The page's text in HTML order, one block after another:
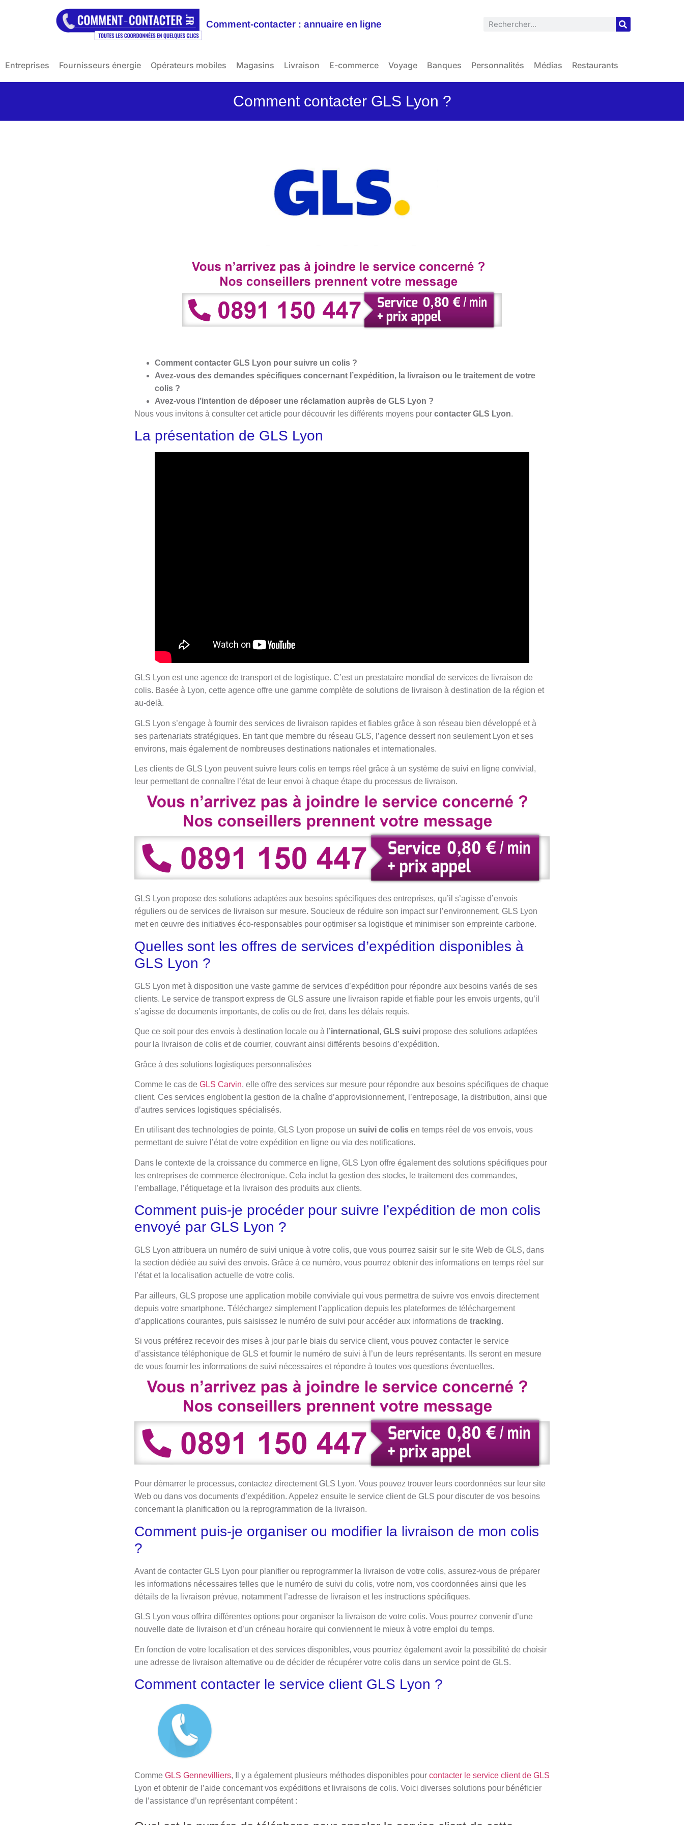
Comment-contacter : annuaire en ligne
Entreprises Fournisseurs énergie Opérateurs mobiles Magasins Livraison E-commerce Voyage Banques Personnalités Médias Restaurants
Comment contacter GLS Lyon ?
Comment contacter GLS Lyon pour suivre un colis ?
Avez-vous des demandes spécifiques concernant l’expédition, la livraison ou le traitement de votre
colis ?
Avez-vous l’intention de déposer une réclamation auprès de GLS Lyon ?
Nous vous invitons à consulter cet article pour découvrir les différents moyens pour contacter GLS Lyon.
La présentation de GLS Lyon
GLS Lyon est une agence de transport et de logistique. C’est un prestataire mondial de services de livraison de
colis. Basée à Lyon, cette agence offre une gamme complète de solutions de livraison à destination de la région et
au-delà.
GLS Lyon s’engage à fournir des services de livraison rapides et fiables grâce à son réseau bien développé et à
ses partenariats stratégiques. En tant que membre du réseau GLS, l’agence dessert non seulement Lyon et ses
environs, mais également de nombreuses destinations nationales et internationales.
Les clients de GLS Lyon peuvent suivre leurs colis en temps réel grâce à un système de suivi en ligne convivial,
leur permettant de connaître l’état de leur envoi à chaque étape du processus de livraison.
GLS Lyon propose des solutions adaptées aux besoins spécifiques des entreprises, qu’il s’agisse d’envois
réguliers ou de services de livraison sur mesure. Soucieux de réduire son impact sur l’environnement, GLS Lyon
met en œuvre des initiatives éco-responsables pour optimiser sa logistique et minimiser son empreinte carbone.
Quelles sont les offres de services d’expédition disponibles à
GLS Lyon ?
GLS Lyon met à disposition une vaste gamme de services d’expédition pour répondre aux besoins variés de ses
clients. Le service de transport express de GLS assure une livraison rapide et fiable pour les envois urgents, qu’il
s’agisse de documents importants, de colis ou de fret, dans les délais requis.
Que ce soit pour des envois à destination locale ou à l’international , GLS suivi propose des solutions adaptées
pour la livraison de colis et de courrier, couvrant ainsi différents besoins d’expédition.
Grâce à des solutions logistiques personnalisées
Comme le cas de GLS Carvin, elle offre des services sur mesure pour répondre aux besoins spécifiques de chaque
client. Ces services englobent la gestion de la chaîne d’approvisionnement, l’entreposage, la distribution, ainsi que
d’autres services logistiques spécialisés.
En utilisant des technologies de pointe, GLS Lyon propose un suivi de colis en temps réel de vos envois, vous
permettant de suivre l’état de votre expédition en ligne ou via des notifications.
Dans le contexte de la croissance du commerce en ligne, GLS Lyon offre également des solutions spécifiques pour
les entreprises de commerce électronique. Cela inclut la gestion des stocks, le traitement des commandes,
l’emballage, l’étiquetage et la livraison des produits aux clients.
Comment puis-je procéder pour suivre l’expédition de mon colis
envoyé par GLS Lyon ?
GLS Lyon attribuera un numéro de suivi unique à votre colis, que vous pourrez saisir sur le site Web de GLS, dans
la section dédiée au suivi des envois. Grâce à ce numéro, vous pourrez obtenir des informations en temps réel sur
l’état et la localisation actuelle de votre colis.
Par ailleurs, GLS propose une application mobile conviviale qui vous permettra de suivre vos envois directement
depuis votre smartphone. Téléchargez simplement l’application depuis les plateformes de téléchargement
d’applications courantes, puis saisissez le numéro de suivi pour accéder aux informations de tracking.
Si vous préférez recevoir des mises à jour par le biais du service client, vous pouvez contacter le service
d’assistance téléphonique de GLS et fournir le numéro de suivi à l’un de leurs représentants. Ils seront en mesure
de vous fournir les informations de suivi nécessaires et répondre à toutes vos questions éventuelles.
Pour démarrer le processus, contactez directement GLS Lyon. Vous pouvez trouver leurs coordonnées sur leur site
Web ou dans vos documents d’expédition. Appelez ensuite le service client de GLS pour discuter de vos besoins
concernant la planification ou la reprogrammation de la livraison.
Comment puis-je organiser ou modifier la livraison de mon colis
?
Avant de contacter GLS Lyon pour planifier ou reprogrammer la livraison de votre colis, assurez-vous de préparer
les informations nécessaires telles que le numéro de suivi du colis, votre nom, vos coordonnées ainsi que les
détails de la livraison prévue, notamment l’adresse de livraison et les instructions spécifiques.
GLS Lyon vous offrira différentes options pour organiser la livraison de votre colis. Vous pourrez convenir d’une
nouvelle date de livraison et d’un créneau horaire qui conviennent le mieux à votre emploi du temps.
En fonction de votre localisation et des services disponibles, vous pourriez également avoir la possibilité de choisir
une adresse de livraison alternative ou de décider de récupérer votre colis dans un service point de GLS.
Comment contacter le service client GLS Lyon ?
Comme GLS Gennevilliers, Il y a également plusieurs méthodes disponibles pour contacter le service client de GLS
Lyon et obtenir de l’aide concernant vos expéditions et livraisons de colis. Voici diverses solutions pour bénéficier
de l’assistance d’un représentant compétent :